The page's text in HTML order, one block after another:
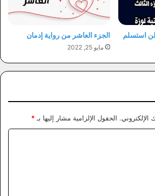
لن استسلم الجزء العاشر من رواية إدمان
مايو 25, 2022
الحقول الإلزامية مشار إليها بـ *